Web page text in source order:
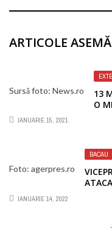
ARTICOLE
Sursă foto: News.ro
13
O
IANUARIE 15, 2021
Foto: agerpres.ro
BACAU
IANUARIE 14, 2022